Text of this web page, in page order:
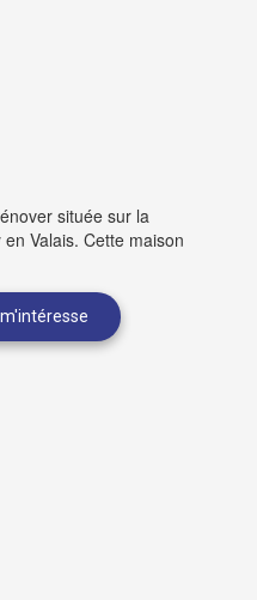
située sur la
Valais. Cette maison